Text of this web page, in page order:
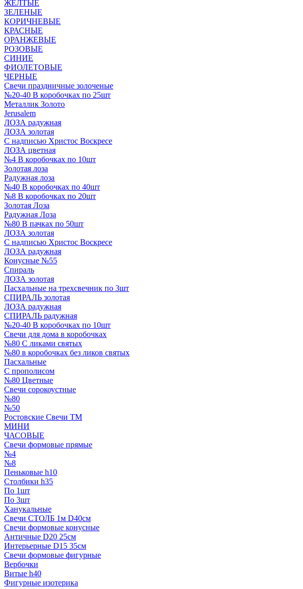
ЖЕЛТЫЕ
ЗЕЛЕНЫЕ
КОРИЧНЕВЫЕ
КРАСНЫЕ
ОРАНЖЕВЫЕ
РОЗОВЫЕ
СИНИЕ
ФИОЛЕТОВЫЕ
ЧЕРНЫЕ
Свечи праздничные золоченые
№20-40 В коробочках по 25шт
Металлик Золото
Jerusalem
ЛОЗА радужная
ЛОЗА золотая
С надписью Христос Воскресе
ЛОЗА цветная
№4 В коробочках по 10шт
Золотая лоза
Радужная лоза
№40 В коробочках по 40шт
№8 В коробочках по 20шт
Золотая Лоза
Радужная Лоза
№80 В пачках по 50шт
ЛОЗА золотая
С надписью Христос Воскресе
ЛОЗА радужная
Конусные №55
Спираль
ЛОЗА золотая
Пасхальные на трехсвечник по 3шт
СПИРАЛЬ золотая
ЛОЗА радужная
СПИРАЛЬ радужная
№20-40 В коробочках по 10шт
Свечи для дома в коробочках
№80 С ликами святых
№80 в коробочках без ликов святых
Пасхальные
С прополисом
№80 Цветные
Свечи сорокоустные
№80
№50
Ростовские Свечи ТМ
МИНИ
ЧАСОВЫЕ
Свечи формовые прямые
№4
№8
Пеньковые h10
Столбики h35
По 1шт
По 3шт
Ханукальные
Свечи СТОЛБ 1м D40см
Свечи формовые конусные
Античные D20 25см
Интерьерные D15 35см
Свечи формовые фигурные
Вербочки
Витые h40
Фигурные изотерика